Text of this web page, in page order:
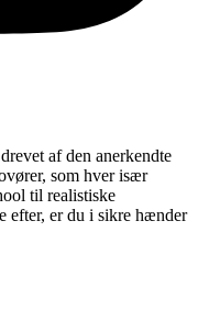
af den anerkendte
som hver især
til realistiske
efter, er du i sikre hænder